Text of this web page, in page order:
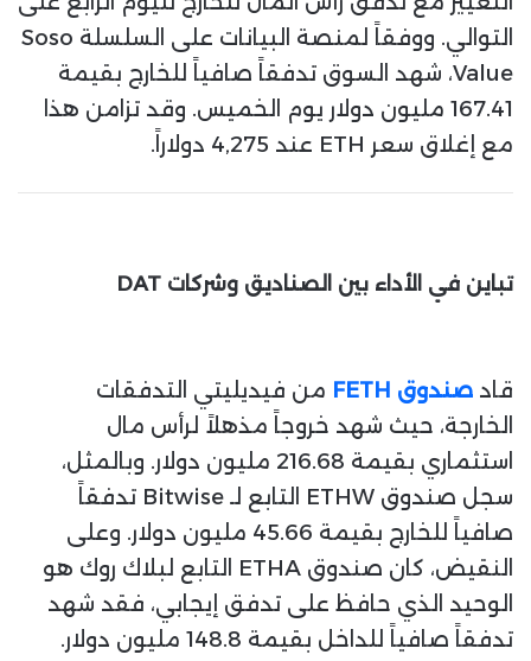
التوالي. ووفقاً لمنصة البيانات على السلسلة Soso
Value، شهد السوق تدفقاً صافياً للخارج بقيمة
167.41 مليون دولار يوم الخميس. وقد تزامن هذا
مع إغلاق سعر ETH عند 4,275 دولاراً.
تباين في الأداء بين الصناديق وشركات DAT
قاد صندوق FETH
من فيديليتي التدفقات
الخارجة، حيث شهد خروجاً مذهلاً لرأس مال
استثماري بقيمة 216.68 مليون دولار. وبالمثل،
سجل صندوق ETHW التابع لـ Bitwise تدفقاً
صافياً للخارج بقيمة 45.66 مليون دولار. وعلى
النقيض، كان صندوق ETHA التابع لبلاك روك هو
الوحيد الذي حافظ على تدفق إيجابي، فقد شهد
تدفقاً صافياً للداخل بقيمة 148.8 مليون دولار.